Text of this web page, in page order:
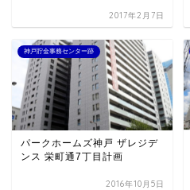
2017年2月7日
神戸貯金事務センター跡
パークホームズ神戸 ザレジデ
ンス 栄町通7丁目計画
2016年10月5日